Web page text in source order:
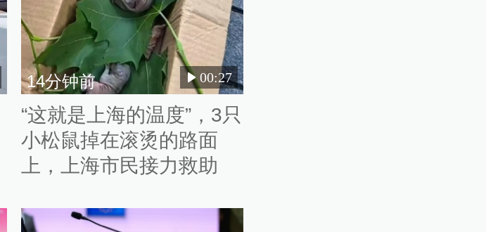
14分钟前 00:27
“这就是上海的温度”，3只
小松鼠掉在滚烫的路面
上，上海市民接力救助